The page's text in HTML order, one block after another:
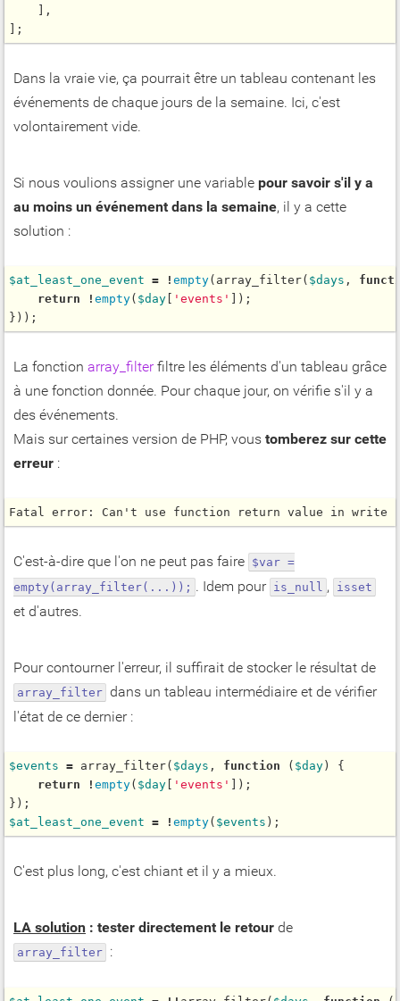
    ],
Dans la vraie vie, ça pourrait être un tableau contenant les
événements de chaque jours de la semaine. Ici, c'est
volontairement vide.
Si nous voulions assigner une variable pour savoir s'il y a
au moins un événement dans la semaine, il y a cette
solution :
$at_least_one_event = ! empty( array_filter( $days ,
return
! empty( $day 'events'
]);
La fonction array_filterfiltre les éléments d'un tableau grâce
à une fonction donnée. Pour chaque jour, on vérifie s'il y a
des événements.
Mais sur certaines version de PHP, vous tomberez sur cette
erreur :
Fatal error: Can't use function return value in
C'est-à-dire que l'on ne peut pas faire $var =
empty(array_filter(...)); . Idem pour is_null , isset
et d'autres.
Pour contourner l'erreur, il suffirait de stocker le résultat de
array_filter dans un tableau intermédiaire et de vérifier
l'état de ce dernier :
$events = array_filter( $days , function ( $day ) {
return
! empty( $day 'events'
]);
$at_least_one_event = ! empty( $events
C'est plus long, c'est chiant et il y a mieux.
LA solution : tester directement le retour de
array_filter :